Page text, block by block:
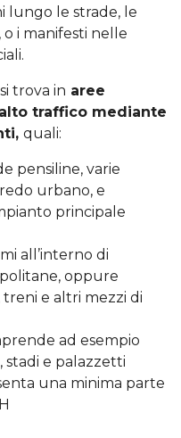
lungo le strade, le
i manifesti nelle
trova in aree
traffico mediante
quali:
pensiline, varie
urbano, e
principale
all’interno di
oppure
e altri mezzi di
ad esempio
stadi e palazzetti
una minima parte